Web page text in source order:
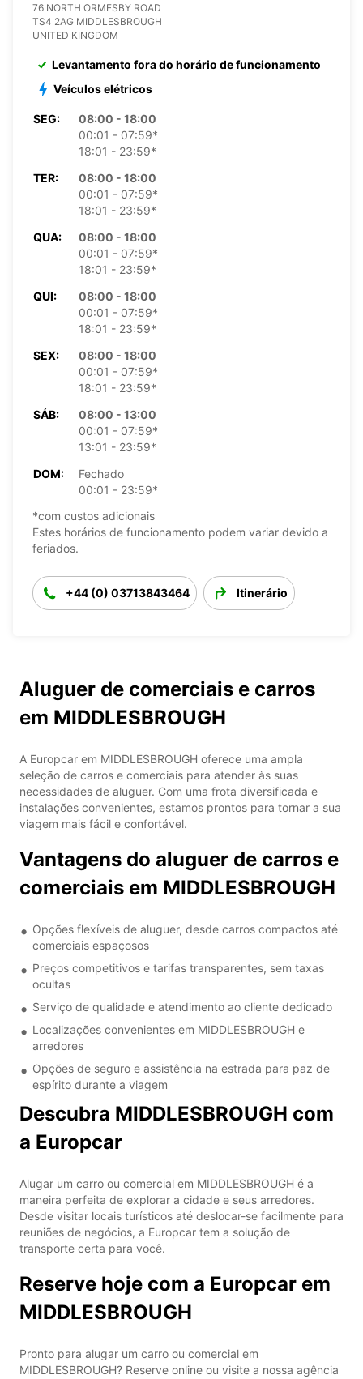
76 NORTH ORMESBY ROAD
TS4 2AG MIDDLESBROUGH
UNITED KINGDOM
Levantamento fora do horário de funcionamento
Veículos elétricos
SEG:
08:00 - 18:00
00:01 - 07:59*
18:01 - 23:59*
TER:
08:00 - 18:00
00:01 - 07:59*
18:01 - 23:59*
QUA:
08:00 - 18:00
00:01 - 07:59*
18:01 - 23:59*
QUI:
08:00 - 18:00
00:01 - 07:59*
18:01 - 23:59*
SEX:
08:00 - 18:00
00:01 - 07:59*
18:01 - 23:59*
SÁB:
08:00 - 13:00
00:01 - 07:59*
13:01 - 23:59*
DOM:
Fechado
00:01 - 23:59*
*com custos adicionais
Estes horários de funcionamento podem variar devido a
feriados.
+44 (0) 03713843464 Itinerário
Aluguer de comerciais e carros
em MIDDLESBROUGH
A Europcar em MIDDLESBROUGH oferece uma ampla
seleção de carros e comerciais para atender às suas
necessidades de aluguer. Com uma frota diversificada e
instalações convenientes, estamos prontos para tornar a sua
viagem mais fácil e confortável.
Vantagens do aluguer de carros e
comerciais em MIDDLESBROUGH
Opções flexíveis de aluguer, desde carros compactos até
comerciais espaçosos
Preços competitivos e tarifas transparentes, sem taxas
ocultas
Serviço de qualidade e atendimento ao cliente dedicado
Localizações convenientes em MIDDLESBROUGH e
arredores
Opções de seguro e assistência na estrada para paz de
espírito durante a viagem
Descubra MIDDLESBROUGH com
a Europcar
Alugar um carro ou comercial em MIDDLESBROUGH é a
maneira perfeita de explorar a cidade e seus arredores.
Desde visitar locais turísticos até deslocar-se facilmente para
reuniões de negócios, a Europcar tem a solução de
transporte certa para você.
Reserve hoje com a Europcar em
MIDDLESBROUGH
Pronto para alugar um carro ou comercial em
MIDDLESBROUGH? Reserve online ou visite a nossa agência